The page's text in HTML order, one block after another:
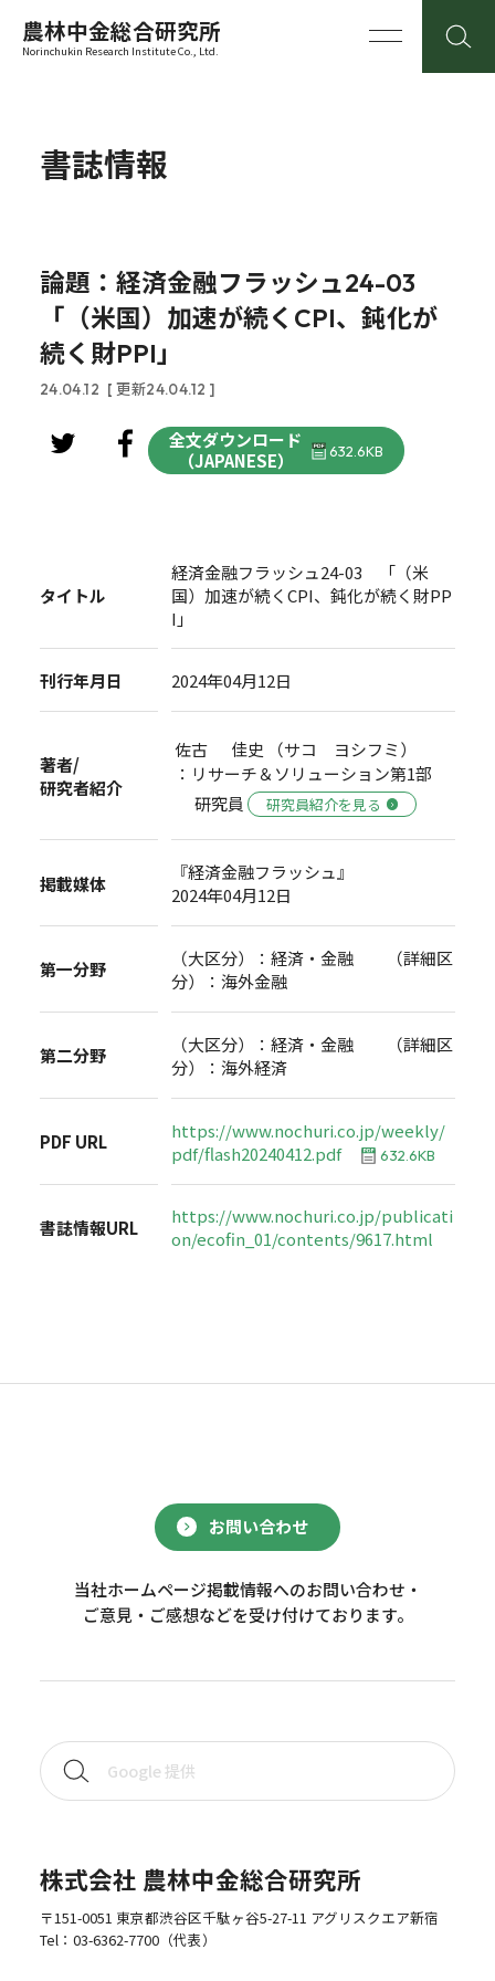
農林中金総合研究所
Norinchukin Research Institute Co., Ltd.
書誌情報
論題：経済金融フラッシュ24-03
「（米国）加速が続くCPI、鈍化が
続く財PPI」
24.04.12 [ 更新24.04.12 ]
全文ダウンロード
（JAPANESE）
632.6KB
タイトル
経済金融フラッシュ24-03 「（米
国）加速が続くCPI、鈍化が続く財PP
I」
刊行年月日 2024年04月12日
著者/
研究者紹介
佐古 佳史 （サコ ヨシフミ）
：リサーチ＆ソリューション第1部
研究員
研究員紹介を見る
掲載媒体
『経済金融フラッシュ』
2024年04月12日
第一分野
（大区分）：経済・金融 （詳細区
分）：海外金融
第二分野
（大区分）：経済・金融 （詳細区
分）：海外経済
PDF URL
https://www.nochuri.co.jp/weekly/
pdf/flash20240412.pdf
632.6KB
書誌情報URL
https://www.nochuri.co.jp/publicati
on/ecofin_01/contents/9617.html
お問い合わせ
当社ホームページ掲載情報へのお問い合わせ・
ご意見・ご感想などを受け付けております。
株式会社 農林中金総合研究所
〒151-0051 東京都渋谷区千駄ヶ谷5-27-11 アグリスクエア新宿
Tel： 03-6362-7700（代表）